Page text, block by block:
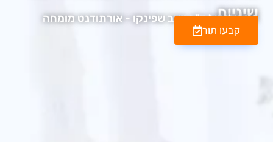
שיניים
בניהולו של ד"ר יואב שפינקו - אורתודנט מומחה
קבעו תור